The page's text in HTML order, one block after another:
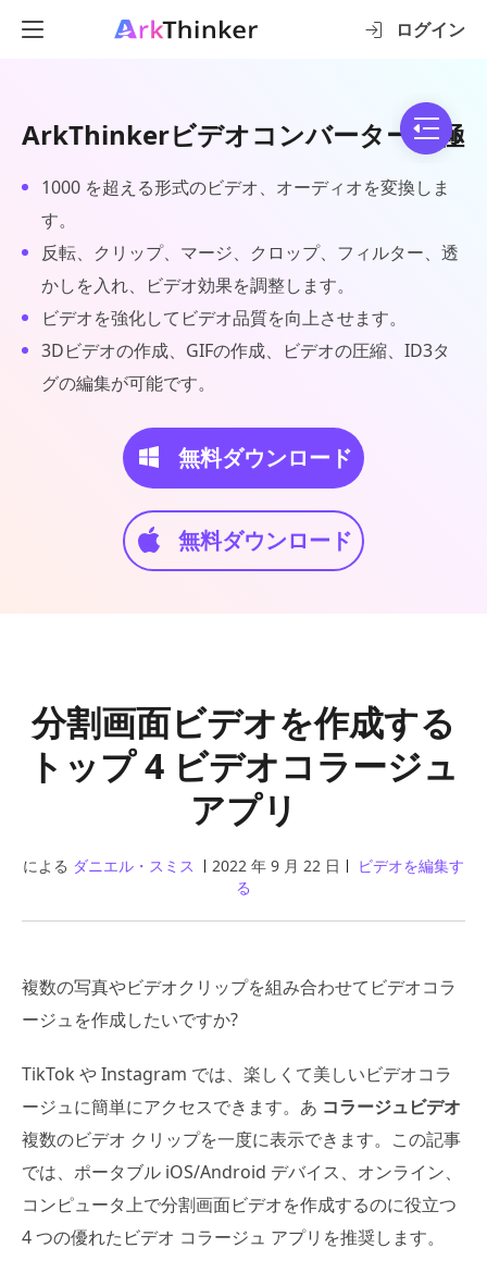
ログイン
ArkThinkerビデオコンバーター究極
1000 を超える形式のビデオ、オーディオを変換しま
す。
反転、クリップ、マージ、クロップ、フィルター、透
かしを入れ、ビデオ効果を調整します。
ビデオを強化してビデオ品質を向上させます。
3Dビデオの作成、GIFの作成、ビデオの圧縮、ID3タ
グの編集が可能です。
無料ダウンロード
無料ダウンロード
分割画面ビデオを作成する
トップ 4 ビデオコラージュ
アプリ
による ダニエル・スミス 2022 年 9 月 22 日
ビデオを編集す
る
複数の写真やビデオクリップを組み合わせてビデオコラ
ージュを作成したいですか?
TikTok や Instagram では、楽しくて美しいビデオコラ
ージュに簡単にアクセスできます。あ コラージュビデオ
複数のビデオ クリップを一度に表示できます。この記事
では、ポータブル iOS/Android デバイス、オンライン、
コンピュータ上で分割画面ビデオを作成するのに役立つ
4 つの優れたビデオ コラージュ アプリを推奨します。